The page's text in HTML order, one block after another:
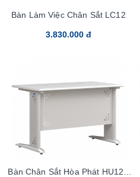
Bàn Làm Việc Chân Sắt LC12
3.830.000 đ
Bàn Chân Sắt Hòa Phát HU12S